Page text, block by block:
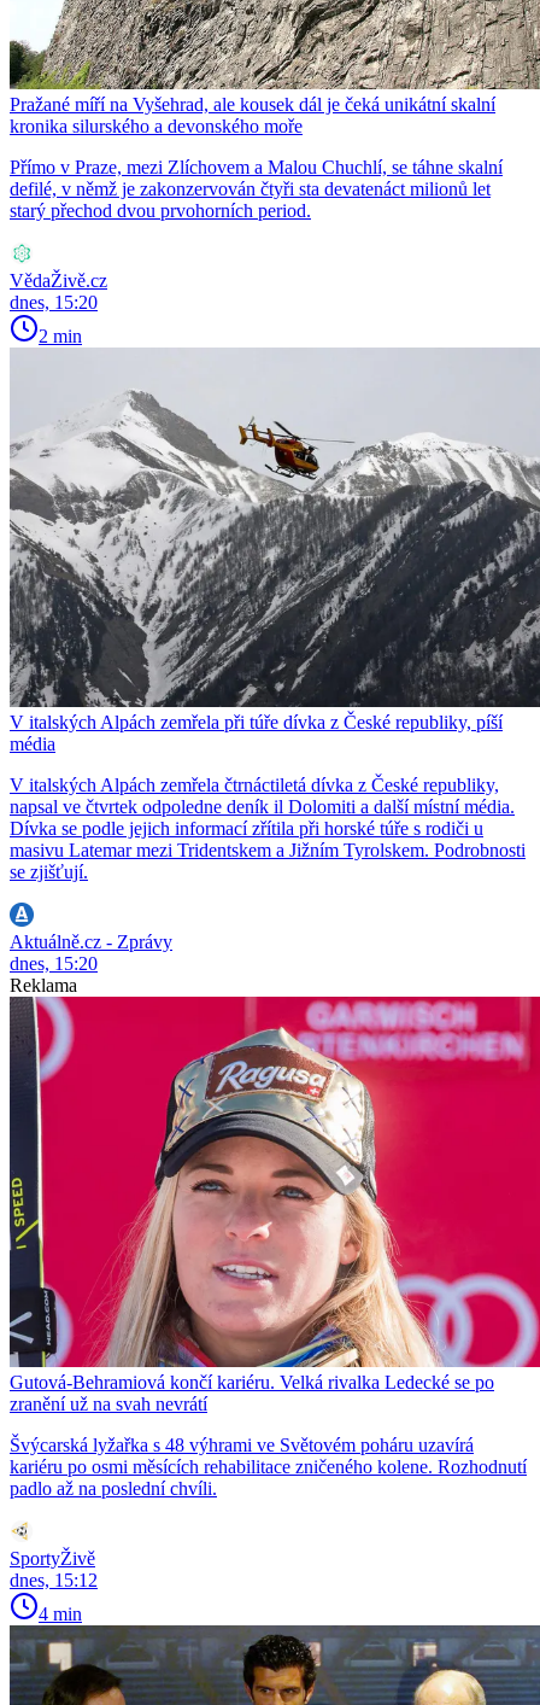
Pražané míří na Vyšehrad, ale kousek dál je čeká unikátní skalní
kronika silurského a devonského moře
Přímo v Praze, mezi Zlíchovem a Malou Chuchlí, se táhne skalní
defilé, v němž je zakonzervován čtyři sta devatenáct milionů let
starý přechod dvou prvohorních period.
VědaŽivě.cz
dnes, 15:20
2 min
V italských Alpách zemřela při túře dívka z České republiky, píší
média
V italských Alpách zemřela čtrnáctiletá dívka z České republiky,
napsal ve čtvrtek odpoledne deník il Dolomiti a další místní média.
Dívka se podle jejich informací zřítila při horské túře s rodiči u
masivu Latemar mezi Tridentskem a Jižním Tyrolskem. Podrobnosti
se zjišťují.
Aktuálně.cz - Zprávy
dnes, 15:20
Reklama
Gutová-Behramiová končí kariéru. Velká rivalka Ledecké se po
zranění už na svah nevrátí
Švýcarská lyžařka s 48 výhrami ve Světovém poháru uzavírá
kariéru po osmi měsících rehabilitace zničeného kolene. Rozhodnutí
padlo až na poslední chvíli.
SportyŽivě
dnes, 15:12
4 min